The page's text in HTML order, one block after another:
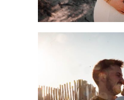
On n’est pas photogéniques :
photo amoureux à